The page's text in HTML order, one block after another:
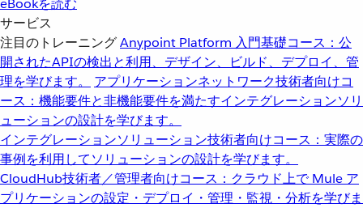
eBookを読む
サービス
注目のトレーニングAnypoint Platform 入門基礎コース：公
開されたAPIの検出と利用、デザイン、ビルド、デプロイ、管
理を学びます。
アプリケーションネットワーク技術者向けコ
ース：機能要件と非機能要件を満たすインテグレーションソリ
ューションの設計を学びます。
インテグレーションソリューション技術者向けコース：実際の
事例を利用してソリューションの設計を学びます。
CloudHub技術者／管理者向けコース：クラウド上で Mule ア
プリケーションの設定・デプロイ・管理・監視・分析を学びま